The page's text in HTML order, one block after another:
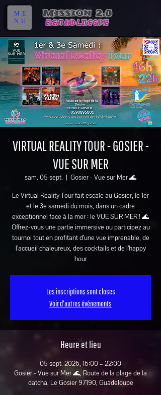
ME
NU
VIRTUAL REALITY TOUR - GOSIER -
VUE SUR MER
sam. 05 sept.
  |
Gosier - Vue sur Mer 🌊
Le Virtual Reality Tour fait escale au Gosier, le 1er
et le 3e samedi du mois, dans un cadre
exceptionnel face à la mer : le VUE SUR MER ! 🌊
Offrez-vous une partie immersive ou participez au
tournoi tout en profitant d’une vue imprenable, de
l’accueil chaleureux, des cocktails et de l’happy
hour
Les inscriptions sont closes
Voir d'autres événements
Heure et lieu
05 sept. 2026, 16:00 – 22:00
Gosier - Vue sur Mer 🌊, Route de la plage de la
datcha, Le Gosier 97190, Guadeloupe